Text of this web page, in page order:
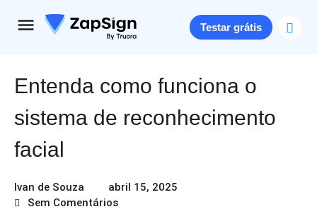
Testar grátis
Entenda como funciona o
sistema de reconhecimento
facial
Ivan de Souza
abril 15, 2025
Sem Comentários